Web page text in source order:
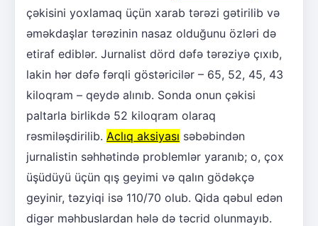
çəkisini yoxlamaq üçün xarab tərəzi gətirilib və
əməkdaşlar tərəzinin nasaz olduğunu özləri də
etiraf ediblər. Jurnalist dörd dəfə tərəziyə çıxıb,
lakin hər dəfə fərqli göstəricilər – 65, 52, 45, 43
kiloqram – qeydə alınıb. Sonda onun çəkisi
paltarla birlikdə 52 kiloqram olaraq
rəsmiləşdirilib. Aclıq aksiyası səbəbindən
jurnalistin səhhətində problemlər yaranıb; o, çox
üşüdüyü üçün qış geyimi və qalın gödəkçə
geyinir, təzyiqi isə 110/70 olub. Qida qəbul edən
digər məhbuslardan hələ də təcrid olunmayıb.